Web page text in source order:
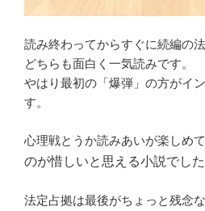
読み終わってからすぐに続編の
どちらも面白く一気読みです。
やはり最初の「爆弾」の方がイ
す。
心理戦とうか読みあいが楽しめて
のが惜しいと思える小説でした
法定占拠は最後がちょっと残念